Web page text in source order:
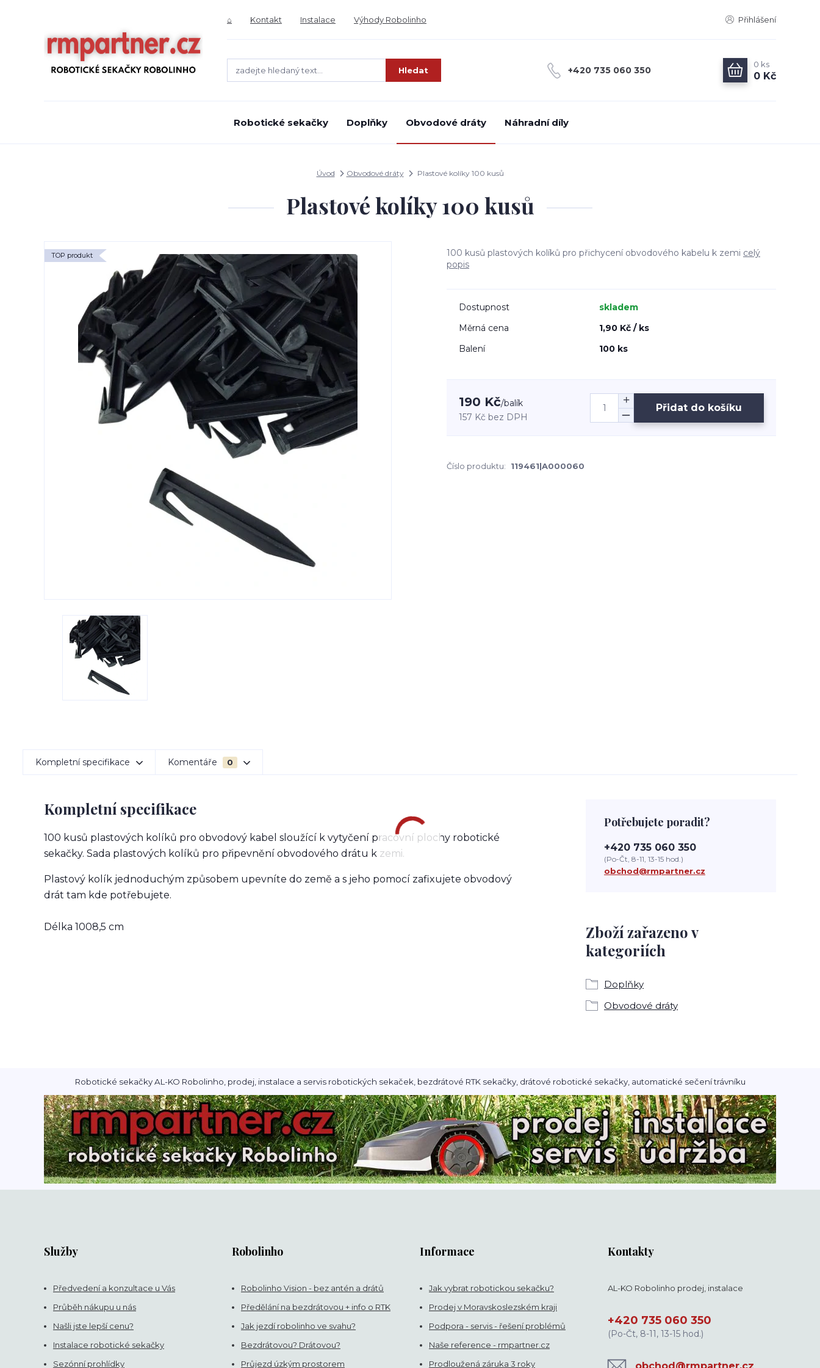
⌂ Kontakt Instalace Výhody Robolinho Přihlášení
Hledat +420 735 060 350
0 ks
0 Kč
Robotické sekačky Doplňky Obvodové dráty Náhradní díly
Úvod Obvodové dráty Plastové kolíky 100 kusů
Plastové kolíky 100 kusů
TOP produkt 100 kusů plastových kolíků pro přichycení obvodového kabelu k zemi celý
popis
Dostupnost
skladem
Měrná cena
1,90 Kč / ks
Balení
100 ks
190 Kč/balík
157 Kč bez DPH
Přidat do košíku
Číslo produktu: 119461|A000060
Kompletní specifikace Komentáře 0
Kompletní specifikace
100 kusů plastových kolíků pro obvodový kabel sloužící k vytyčení pracovní plochy robotické
sekačky. Sada plastových kolíků pro připevnění obvodového drátu k zemi.
Plastový kolík jednoduchým způsobem upevníte do země a s jeho pomocí zafixujete obvodový
drát tam kde potřebujete.
Délka 1008,5 cm
Zboží zařazeno v
kategoriích
Doplňky
Obvodové dráty
Potřebujete poradit?
+420 735 060 350
(Po-Čt, 8-11, 13-15 hod.)
obchod@rmpartner.cz
Robotické sekačky AL-KO Robolinho, prodej, instalace a servis robotických sekaček, bezdrátové RTK sekačky, drátové robotické sekačky, automatické sečení trávníku
Služby
Předvedení a konzultace u Vás
Průběh nákupu u nás
Našli jste lepší cenu?
Instalace robotické sekačky
Sezónní prohlídky
Robolinho
Robolinho Vision - bez antén a drátů
Předělání na bezdrátovou + info o RTK
Jak jezdí robolinho ve svahu?
Bezdrátovou? Drátovou?
Průjezd úzkým prostorem
Informace
Jak vybrat robotickou sekačku?
Prodej v Moravskoslezském kraji
Podpora - servis - řešení problémů
Naše reference - rmpartner.cz
Prodloužená záruka 3 roky
Kontakty
AL-KO Robolinho prodej, instalace
+420 735 060 350
(Po-Čt, 8-11, 13-15 hod.)